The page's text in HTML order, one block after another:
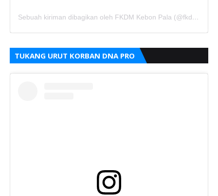
Sebuah kiriman dibagikan oleh FKDM Kebon Pala (@fkdm_kebonpala)
TUKANG URUT KORBAN DNA PRO